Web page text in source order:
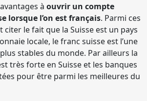
à ouvrir un compte
lorsque l’on est français. Parmi ces
citer le fait que la Suisse est un pays
locale, le franc suisse est l’une
stables du monde. Par ailleurs la
très forte en Suisse et les banques
pour être parmi les meilleures du